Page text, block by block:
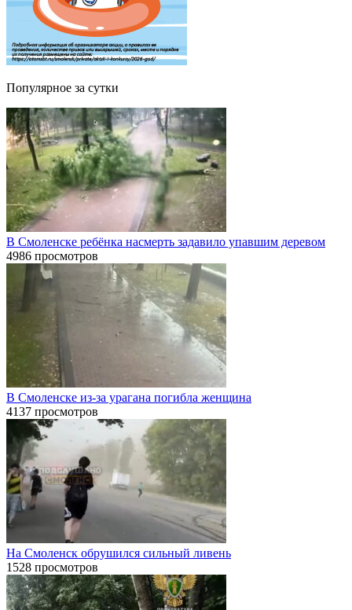
Популярное за сутки
В Смоленске ребёнка насмерть задавило упавшим деревом
4986 просмотров
В Смоленске из-за урагана погибла женщина
4137 просмотров
На Смоленск обрушился сильный ливень
1528 просмотров